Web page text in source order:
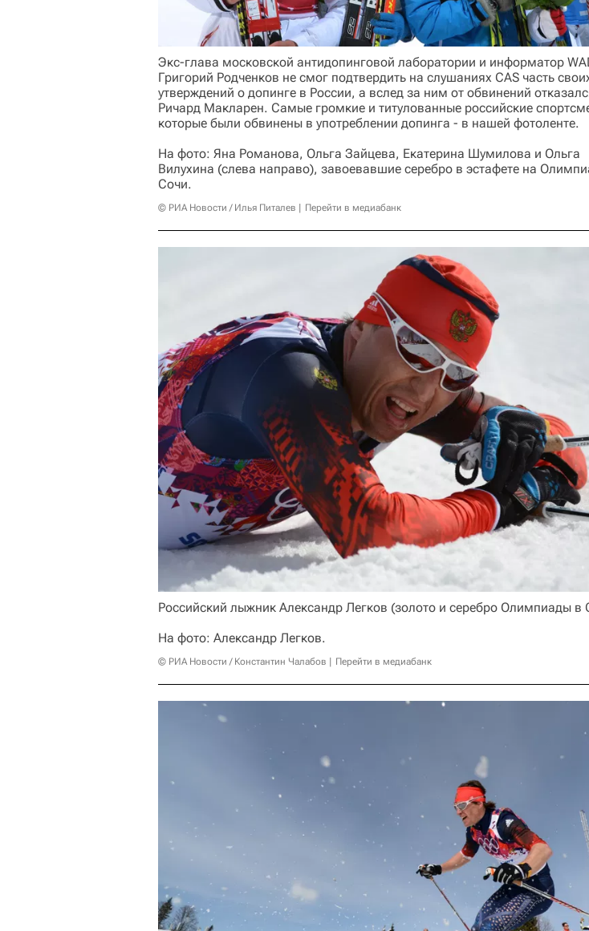
Экс-глава московской антидопинговой лаборатории и информатор
Григорий Родченков не смог подтвердить на слушаниях CAS часть
утверждений о допинге в России, а вслед за ним от обвинений
Ричард Макларен. Самые громкие и титулованные российские
которые были обвинены в употреблении допинга - в нашей фотоленте.
На фото: Яна Романова, Ольга Зайцева, Екатерина Шумилова и Ольга
Вилухина (слева направо), завоевавшие серебро в эстафете на
Сочи.
© РИА Новости / Илья Питалев Перейти в медиабанк
Российский лыжник Александр Легков (золото и серебро Олимпиады в
На фото: Александр Легков.
© РИА Новости / Константин Чалабов Перейти в медиабанк